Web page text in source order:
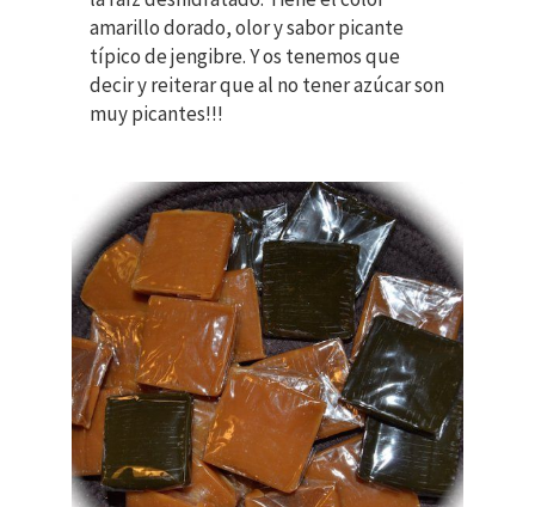
amarillo dorado, olor y sabor picante
típico de jengibre. Y os tenemos que
decir y reiterar que al no tener azúcar son
muy picantes!!!